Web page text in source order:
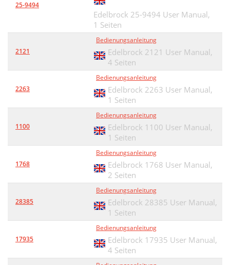
25-9494
Edelbrock 25-9494 User Manual,
1 Seiten
2121
Bedienungsanleitung
Edelbrock 2121 User Manual,
4 Seiten
2263
Bedienungsanleitung
Edelbrock 2263 User Manual,
1 Seiten
1100
Bedienungsanleitung
Edelbrock 1100 User Manual,
1 Seiten
1768
Bedienungsanleitung
Edelbrock 1768 User Manual,
2 Seiten
28385
Bedienungsanleitung
Edelbrock 28385 User Manual,
1 Seiten
17935
Bedienungsanleitung
Edelbrock 17935 User Manual,
4 Seiten